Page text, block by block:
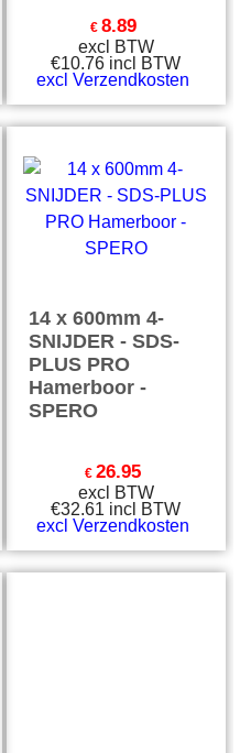
€ 8.89
excl BTW
€10.76 incl BTW
excl Verzendkosten
14 x 600mm 4-
SNIJDER - SDS-
PLUS PRO
Hamerboor -
SPERO
€ 26.95
excl BTW
€32.61 incl BTW
excl Verzendkosten